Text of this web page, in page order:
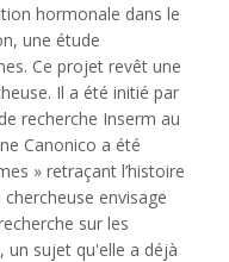
hormonale dans le
une étude
Ce projet revêt une
Il a été initié par
recherche Inserm au
Canonico a été
» retraçant l’histoire
envisage
sur les
sujet qu'elle a déjà